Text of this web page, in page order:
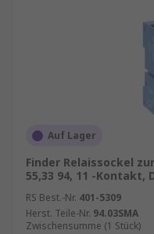
Auf Lager
Finder Relaissockel
55,33 94, 11 -Kontakt,
RS Best.-Nr. 401-5309
Herst. Teile-Nr. 94.03SMA
Zwischensumme (1 Stück)